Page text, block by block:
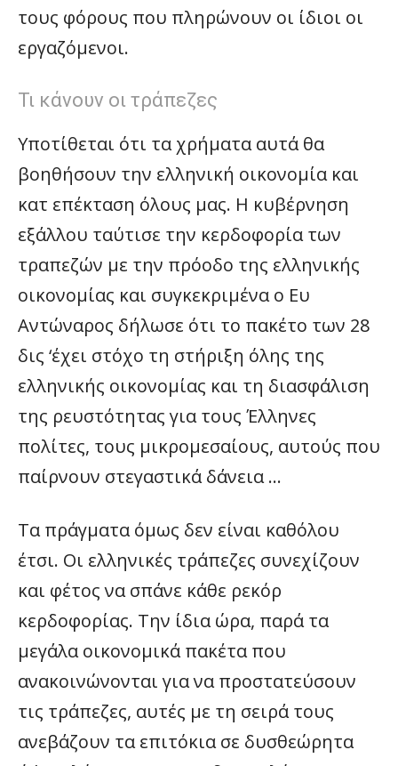
τους φόρους που πληρώνουν οι ίδιοι οι
εργαζόμενοι.
Τι κάνουν οι τράπεζες
Υποτίθεται ότι τα χρήματα αυτά θα
βοηθήσουν την ελληνική οικονομία και
κατ επέκταση όλους μας. Η κυβέρνηση
εξάλλου ταύτισε την κερδοφορία των
τραπεζών με την πρόοδο της ελληνικής
οικονομίας και συγκεκριμένα ο Ευ
Αντώναρος δήλωσε ότι το πακέτο των 28
δις ‘έχει στόχο τη στήριξη όλης της
ελληνικής οικονομίας και τη διασφάλιση
της ρευστότητας για τους Έλληνες
πολίτες, τους μικρομεσαίους, αυτούς που
παίρνουν στεγαστικά δάνεια …
Τα πράγματα όμως δεν είναι καθόλου
έτσι. Οι ελληνικές τράπεζες συνεχίζουν
και φέτος να σπάνε κάθε ρεκόρ
κερδοφορίας. Την ίδια ώρα, παρά τα
μεγάλα οικονομικά πακέτα που
ανακοινώνονται για να προστατεύσουν
τις τράπεζες, αυτές με τη σειρά τους
ανεβάζουν τα επιτόκια σε δυσθεώρητα